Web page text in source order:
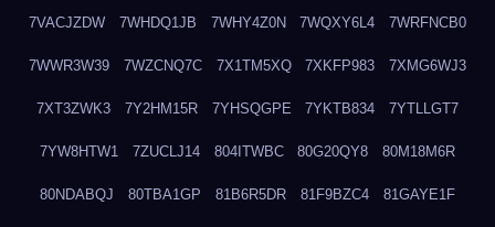
7VACJZDW 7WHDQ1JB 7WHY4Z0N 7WQXY6L4 7WRFNCB0
7WWR3W39 7WZCNQ7C 7X1TM5XQ 7XKFP983 7XMG6WJ3
7XT3ZWK3 7Y2HM15R 7YHSQGPE 7YKTB834 7YTLLGT7
7YW8HTW1 7ZUCLJ14 804ITWBC 80G20QY8 80M18M6R
80NDABQJ 80TBA1GP 81B6R5DR 81F9BZC4 81GAYE1F